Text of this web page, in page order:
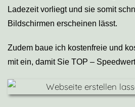
Ladezeit vorliegt und sie somit
Bildschirmen erscheinen lässt.
Zudem baue ich kostenfreie und
mit ein, damit Sie TOP –